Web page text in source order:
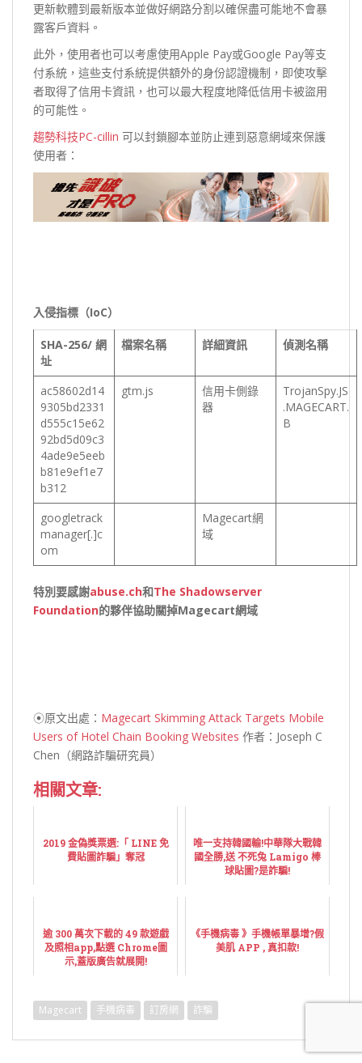
更新軟體到最新版本並做好網路分割以確保盡可能地不會暴
露客戶資料。
此外，使用者也可以考慮使用Apple Pay或Google Pay等支
付系統，這些支付系統提供額外的身份認證機制，即使攻擊
者取得了信用卡資訊，也可以最大程度地降低信用卡被盜用
的可能性。
趨勢科技PC-cillin 可以封鎖腳本並防止連到惡意網域來保護
使用者：
入侵指標（IoC）
SHA-256/ 網
址
檔案名稱 詳細資訊 偵測名稱
ac58602d14
9305bd2331
d555c15e62
92bd5d09c3
4ade9e5eeb
b81e9ef1e7
b312
gtm.js
信用卡側錄
器
TrojanSpy.JS
.MAGECART.
B
googletrack
manager[.]c
om
Magecart網
域
特別要感謝abuse.ch和The Shadowserver
Foundation的夥伴協助關掉Magecart網域
⦿原文出處： Magecart Skimming Attack Targets Mobile
Users of Hotel Chain Booking Websites 作者：Joseph C
Chen（網路詐騙研究員）
相關文章:
2019 金偽獎票選:「 LINE 免
費貼圖詐騙」奪冠
唯一支持韓國輸!中華隊大戰韓
國全勝,送 不死兔 Lamigo 棒
球貼圖?是詐騙!
逾 300 萬次下載的 49 款遊戲
及照相app,點選 Chrome圖
示,蓋版廣告就展開!
《手機病毒 》手機帳單暴增?假
美肌 APP , 真扣款!
Magecart 手機病毒 訂房網 詐騙